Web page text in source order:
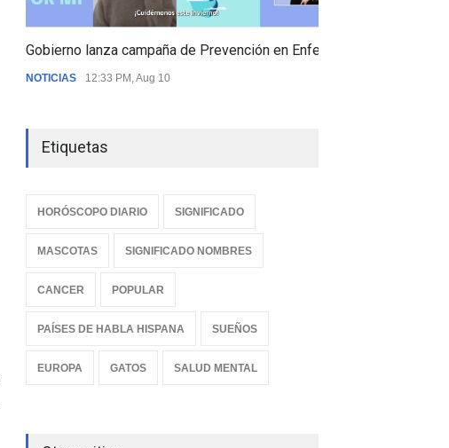
Gobierno lanza campaña de Prevención en Enfermedades
NOTICIAS 12:33 PM, Aug 10
Etiquetas
HORÓSCOPO DIARIO SIGNIFICADO
MASCOTAS SIGNIFICADO NOMBRES
CANCER POPULAR
PAÍSES DE HABLA HISPANA SUEÑOS
EUROPA GATOS SALUD MENTAL